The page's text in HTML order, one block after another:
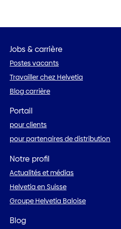
Jobs & carrière
Postes vacants
Travailler chez Helvetia
Blog carrière
Portail
pour clients
pour partenaires de distribution
Notre profil
Actualités et médias
Helvetia en Suisse
Groupe Helvetia Baloise
Blog